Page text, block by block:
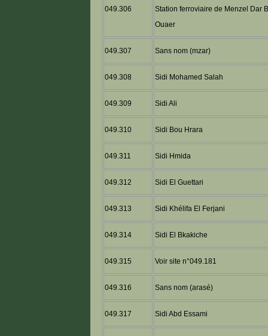
049.306
Station ferroviaire de Menzel Dar
Ouaer
049.307 Sans nom (mzar)
049.308 Sidi Mohamed Salah
049.309 Sidi Ali
049.310 Sidi Bou Hrara
049.311 Sidi Hmida
049.312 Sidi El Guettari
049.313 Sidi Khélifa El Ferjani
049.314 Sidi El Bkakiche
049.315 Voir site n°049.181
049.316 Sans nom (arasé)
049.317 Sidi Abd Essami